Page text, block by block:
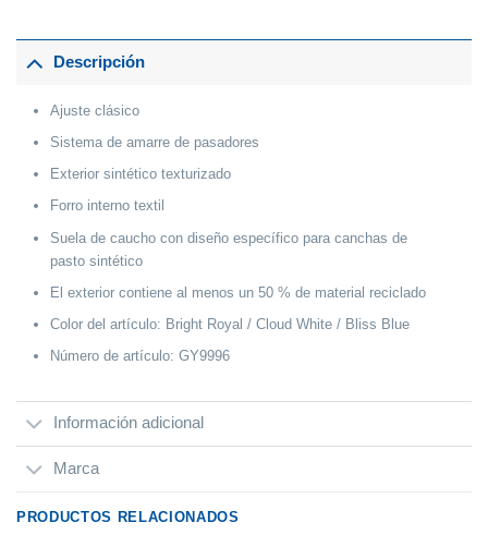
Descripción
Ajuste clásico
Sistema de amarre de pasadores
Exterior sintético texturizado
Forro interno textil
Suela de caucho con diseño específico para canchas de
pasto sintético
El exterior contiene al menos un 50 % de material reciclado
Color del artículo: Bright Royal / Cloud White / Bliss Blue
Número de artículo: GY9996
Información adicional
Marca
PRODUCTOS RELACIONADOS